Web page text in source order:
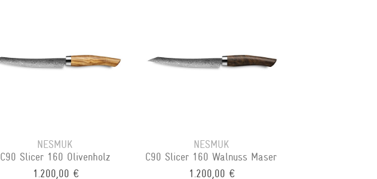
NESMUK
C90 Slicer 160 Olivenholz
1.200,00 €
NESMUK
C90 Slicer 160 Walnuss Maser
1.200,00 €